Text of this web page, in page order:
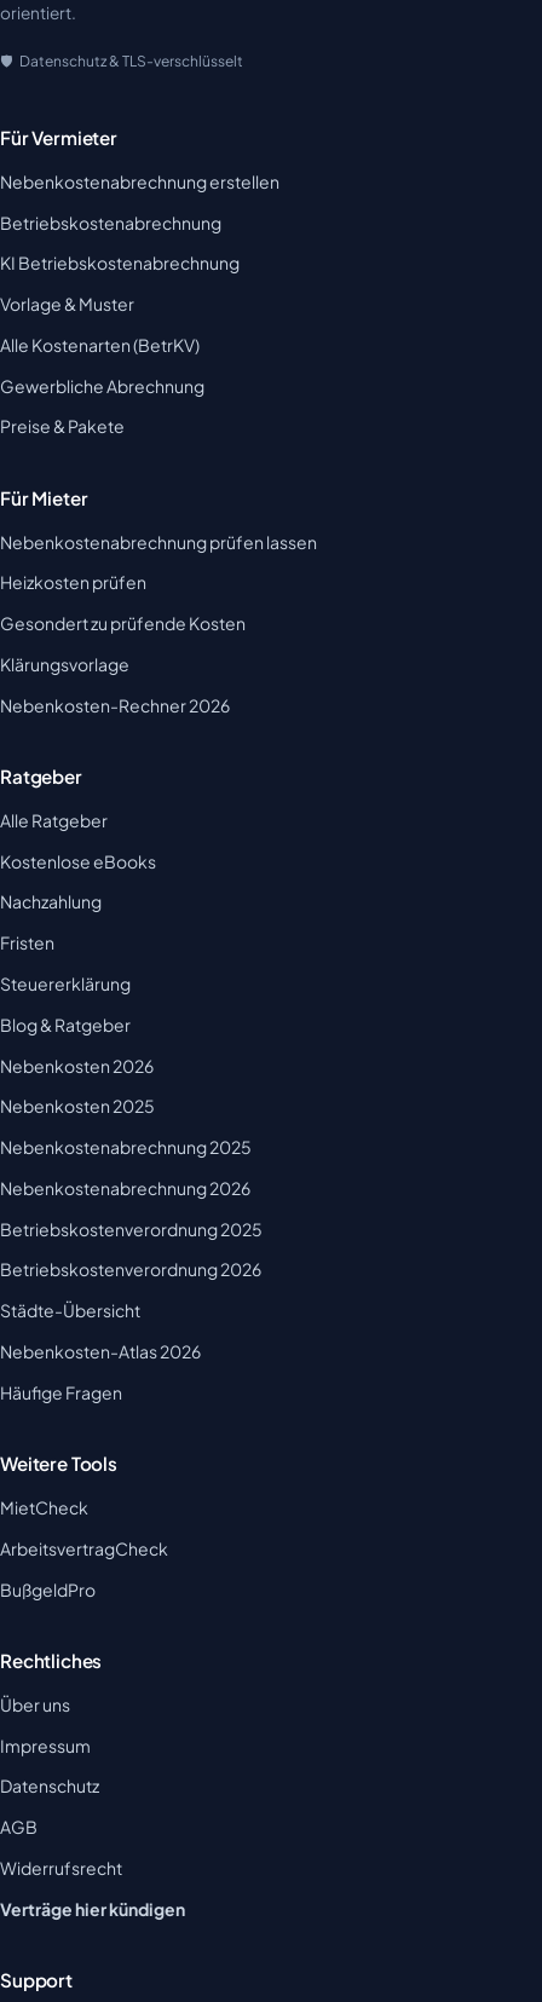
orientiert.
Datenschutz & TLS-verschlüsselt
Für Vermieter
Nebenkostenabrechnung erstellen
Betriebskostenabrechnung
KI Betriebskostenabrechnung
Vorlage & Muster
Alle Kostenarten (BetrKV)
Gewerbliche Abrechnung
Preise & Pakete
Für Mieter
Nebenkostenabrechnung prüfen lassen
Heizkosten prüfen
Gesondert zu prüfende Kosten
Klärungsvorlage
Nebenkosten-Rechner 2026
Ratgeber
Alle Ratgeber
Kostenlose eBooks
Nachzahlung
Fristen
Steuererklärung
Blog & Ratgeber
Nebenkosten 2026
Nebenkosten 2025
Nebenkostenabrechnung 2025
Nebenkostenabrechnung 2026
Betriebskostenverordnung 2025
Betriebskostenverordnung 2026
Städte-Übersicht
Nebenkosten-Atlas 2026
Häufige Fragen
Weitere Tools
MietCheck
ArbeitsvertragCheck
BußgeldPro
Rechtliches
Über uns
Impressum
Datenschutz
AGB
Widerrufsrecht
Verträge hier kündigen
Support